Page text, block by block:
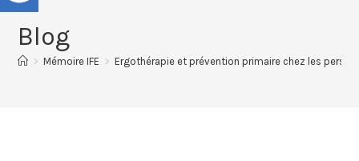
Blog
> Mémoire IFE > Ergothérapie et prévention primaire chez les